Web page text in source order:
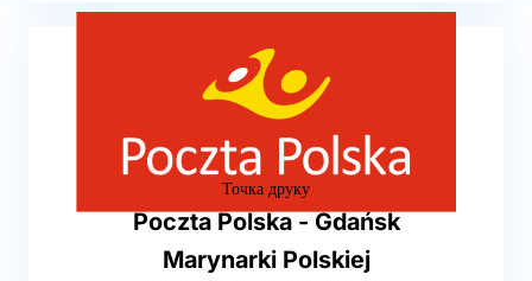
Точка друку
Poczta Polska - Gdańsk
Marynarki Polskiej